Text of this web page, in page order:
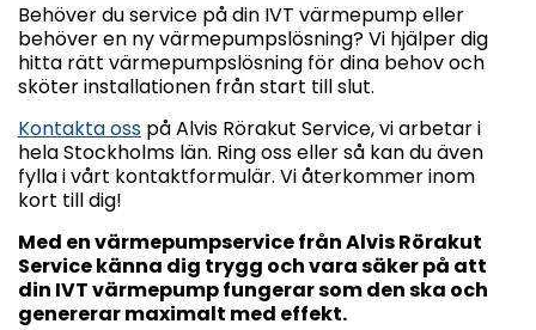
Behöver du service på din IVT värmepump eller
behöver en ny värmepumpslösning? Vi hjälper dig
hitta rätt värmepumpslösning för dina behov och
sköter installationen från start till slut.
Kontakta oss på Alvis Rörakut Service, vi arbetar i
hela Stockholms län. Ring oss eller så kan du även
fylla i vårt kontaktformulär. Vi återkommer inom
kort till dig!
Med en värmepumpservice från Alvis Rörakut
Service känna dig trygg och vara säker på att
din IVT värmepump fungerar som den ska och
genererar maximalt med effekt.